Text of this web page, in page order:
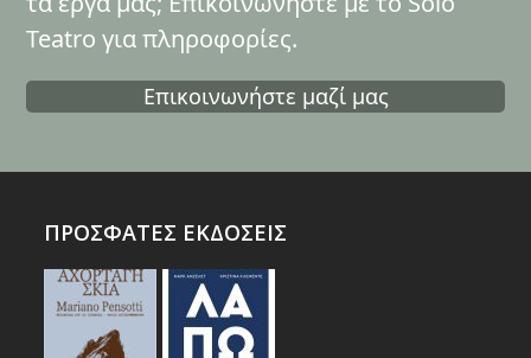
Teatro για πληροφορίες.
Επικοινωνήστε μαζί μας
ΠΡΟΣΦΑΤΕΣ ΕΚΔΟΣΕΙΣ